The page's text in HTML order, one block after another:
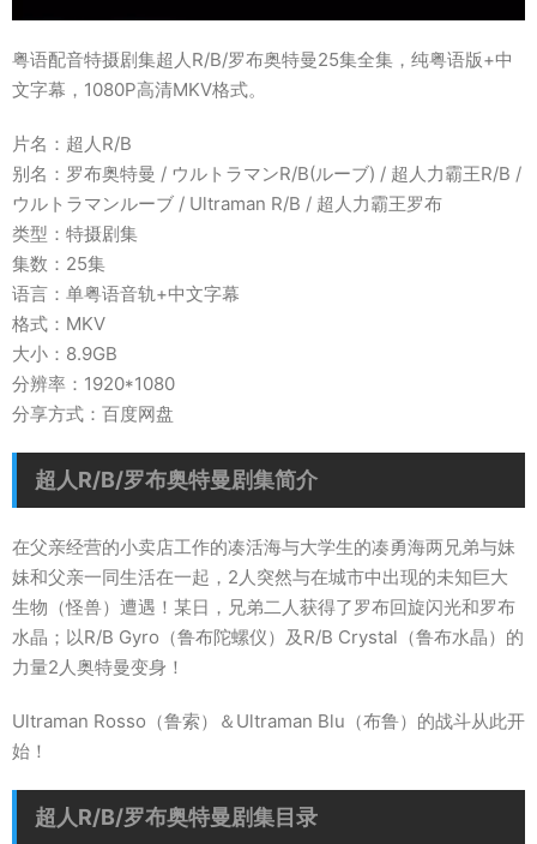
粤语配音特摄剧集超人R/B/罗布奥特曼25集全集，纯粤语版+中
文字幕，1080P高清MKV格式。
片名：超人R/B
别名：罗布奥特曼 / ウルトラマンR/B(ルーブ) / 超人力霸王R/B /
ウルトラマンルーブ / Ultraman R/B / 超人力霸王罗布
类型：特摄剧集
集数：25集
语言：单粤语音轨+中文字幕
格式：MKV
大小：8.9GB
分辨率：1920*1080
分享方式：百度网盘
超人R/B/罗布奥特曼剧集简介
在父亲经营的小卖店工作的凑活海与大学生的凑勇海两兄弟与妹
妹和父亲一同生活在一起，2人突然与在城市中出现的未知巨大
生物（怪兽）遭遇！某日，兄弟二人获得了罗布回旋闪光和罗布
水晶；以R/B Gyro（鲁布陀螺仪）及R/B Crystal（鲁布水晶）的
力量2人奥特曼变身！
Ultraman Rosso（鲁索）＆Ultraman Blu（布鲁）的战斗从此开
始！
超人R/B/罗布奥特曼剧集目录